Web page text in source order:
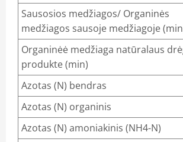
Sausosios medžiagos/ Organinės
medžiagos sausoje medžiagoje
Organinėė medžiaga natūralaus
produkte (min)
Azotas (N) bendras
Azotas (N) organinis
Azotas (N) amoniakinis (NH4-N)